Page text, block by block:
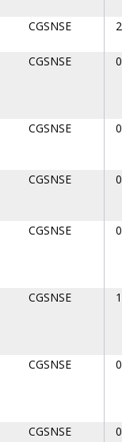
CGSNSE
CGSNSE
CGSNSE
CGSNSE
CGSNSE
CGSNSE
CGSNSE
CGSNSE